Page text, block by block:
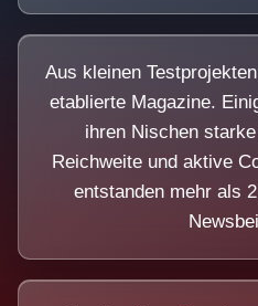
Aus kleinen
etablierte Magazine.
ihren Nischen
Reichweite und aktive
entstanden mehr als